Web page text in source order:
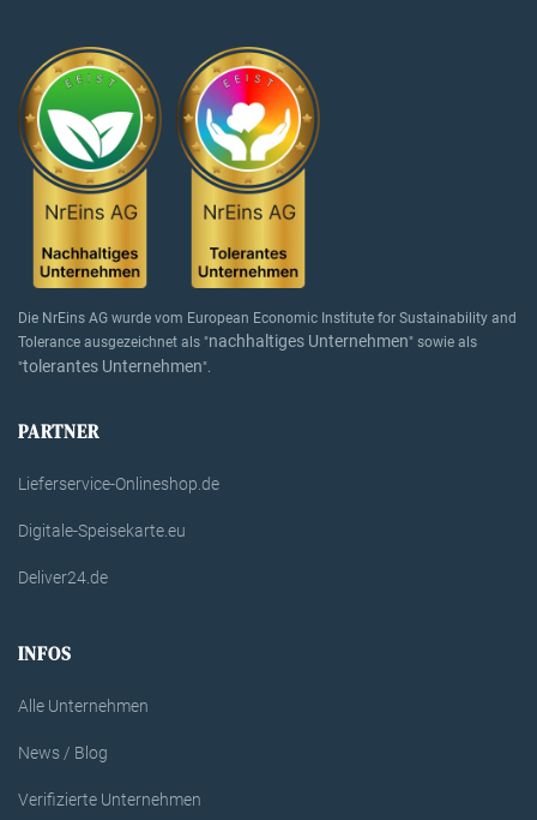
Die NrEins AG wurde vom European Economic Institute for Sustainability and
Tolerance ausgezeichnet als "nachhaltiges Unternehmen" sowie als
"tolerantes Unternehmen".
PARTNER
Lieferservice-Onlineshop.de
Digitale-Speisekarte.eu
Deliver24.de
INFOS
Alle Unternehmen
News / Blog
Verifizierte Unternehmen